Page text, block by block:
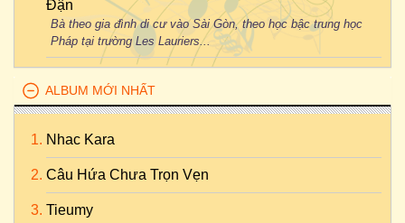
Đận
Bà theo gia đình di cư vào Sài Gòn, theo học bậc trung học
Pháp tại trường Les Lauriers...
ALBUM MỚI NHẤT
Nhac Kara
Câu Hứa Chưa Trọn Vẹn
Tieumy